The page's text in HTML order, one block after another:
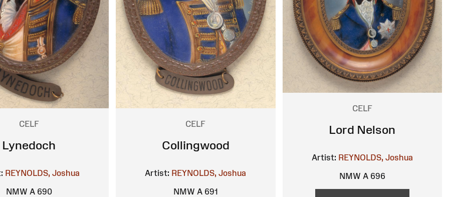
CELF
Lynedoch
REYNOLDS, Joshua
NMW A 690
CELF
Collingwood
Artist: REYNOLDS, Joshua
NMW A 691
CELF
Lord Nelson
Artist: REYNOLDS, Joshua
NMW A 696